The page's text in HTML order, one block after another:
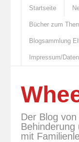
Startseite
Bücher zum
Blogsammlung
Impressum/
Der Blog
Behinderung
mit